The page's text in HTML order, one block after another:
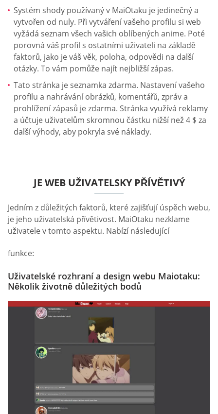
Systém shody používaný v MaiOtaku je jedinečný a
vytvořen od nuly. Při vytváření vašeho profilu si web
vyžádá seznam všech vašich oblíbených anime. Poté
porovná váš profil s ostatními uživateli na základě
faktorů, jako je váš věk, poloha, odpovědi na další
otázky. To vám pomůže najít nejbližší zápas.
Tato stránka je seznamka zdarma. Nastavení vašeho
profilu a nahrávání obrázků, komentářů, zpráv a
prohlížení zápasů je zdarma. Stránka využívá reklamy
a účtuje uživatelům skromnou částku nižší než 4 $ za
další výhody, aby pokryla své náklady.
JE WEB UŽIVATELSKY PŘÍVĚTIVÝ
Jedním z důležitých faktorů, které zajišťují úspěch webu,
je jeho uživatelská přívětivost. MaiOtaku nezklame
uživatele v tomto aspektu. Nabízí následující
funkce:
Uživatelské rozhraní a design webu Maiotaku:
Několik životně důležitých bodů